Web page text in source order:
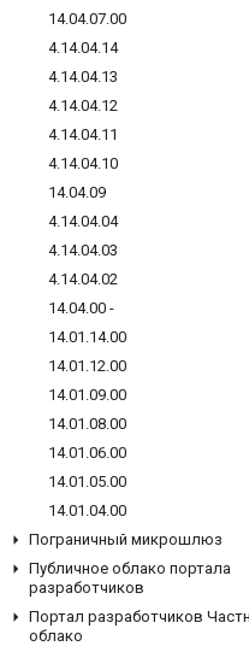
14.04.07.00
4.14.04.14
4.14.04.13
4.14.04.12
4.14.04.11
4.14.04.10
14.04.09
4.14.04.04
4.14.04.03
4.14.04.02
14.04.00 -
14.01 .14.00
14.01 .12.00
14.01 .09.00
14.01 .08.00
14.01 .06.00
14.01 .05.00
14.01 .04.00
Пограничный микрошлюз
Публичное облако портала
разработчиков
Портал разработчиков
облако